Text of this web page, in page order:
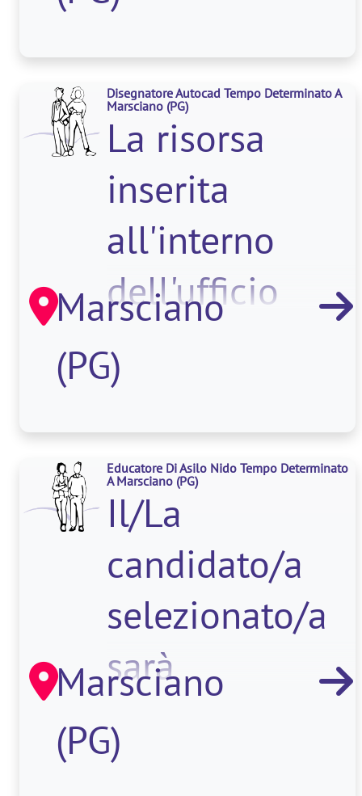
della cura,
dell'educazione
e
dell'intrattenim
Disegnatore Autocad Tempo Determinato A
Marsciano (PG)
La risorsa
inserita
all'interno
dell'ufficio
tecnico si
occuperà della
progettazione,
del disegn
Marsciano
(PG)
Educatore Di Asilo Nido Tempo Determinato
A Marsciano (PG)
Il/La
candidato/a
selezionato/a
sarà
responsabile
della cura,
Marsciano
(PG)